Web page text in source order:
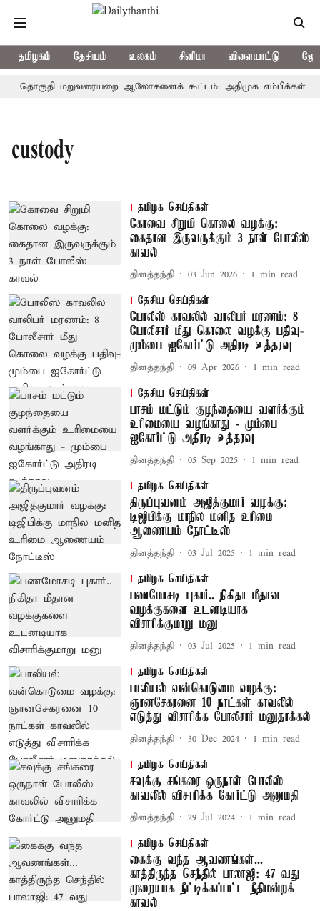
தமிழகம் தேசியம் உலகம் சினிமா விளையாட்டு
தொகுதி மறுவரையறை ஆலோசனைக் கூட்டம்: அதிமுக எம்பிக்கள்
custody
தமிழக செய்திகள்
கோவை சிறுமி கொலை வழக்கு:
கைதான இருவருக்கும் 3 நாள் போலீஸ்
காவல்
தினத்தந்தி 03 Jun 2026 1 min read
தேசிய செய்திகள்
போலீஸ் காவலில் வாலிபர் மரணம்: 8
போலீசார் மீது கொலை வழக்கு பதிவு-
மும்பை ஐகோர்ட்டு அதிரடி உத்தரவு
தினத்தந்தி 09 Apr 2026 1 min read
தேசிய செய்திகள்
பாசம் மட்டும் குழந்தையை வளர்க்கும்
உரிமையை வழங்காது - மும்பை
ஐகோர்ட்டு அதிரடி உத்தரவு
தினத்தந்தி 05 Sep 2025 1 min read
தமிழக செய்திகள்
திருப்புவனம் அஜித்குமார் வழக்கு:
டிஜிபிக்கு மாநில மனித உரிமை
ஆணையம் நோட்டீஸ்
தினத்தந்தி 03 Jul 2025 1 min read
தமிழக செய்திகள்
பணமோசடி புகார்.. நிகிதா மீதான
வழக்குகளை உடனடியாக
விசாரிக்குமாறு மனு
தினத்தந்தி 03 Jul 2025 1 min read
தமிழக செய்திகள்
பாலியல் வன்கொடுமை வழக்கு:
ஞானசேகரனை 10 நாட்கள் காவலில்
எடுத்து விசாரிக்க போலீசார் மனுதாக்கல்
தினத்தந்தி 30 Dec 2024 1 min read
தமிழக செய்திகள்
சவுக்கு சங்கரை ஒருநாள் போலீஸ்
காவலில் விசாரிக்க கோர்ட்டு அனுமதி
தினத்தந்தி 29 Jul 2024 1 min read
தமிழக செய்திகள்
கைக்கு வந்த ஆவணங்கள்...
காத்திருந்த செந்தில் பாலாஜி: 47 வது
முறையாக நீட்டிக்கப்பட்ட நீதிமன்றக்
காவல்